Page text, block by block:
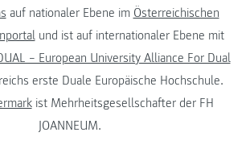
auf nationaler Ebene im Österreichischen
und ist auf internationaler Ebene mit
– European University Alliance For Dual
erste Duale Europäische Hochschule.
ist Mehrheitsgesellschafter der FH
JOANNEUM.